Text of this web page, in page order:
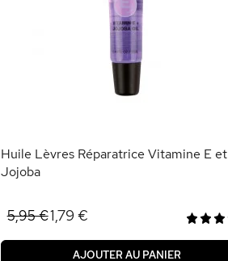
Huile Lèvres Réparatrice Vitamine E et
Jojoba
5,95 €1,79 €
AJOUTER AU PANIER